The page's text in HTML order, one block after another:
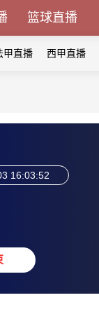
篮球直播
甲直播 西甲直播
16:03:52